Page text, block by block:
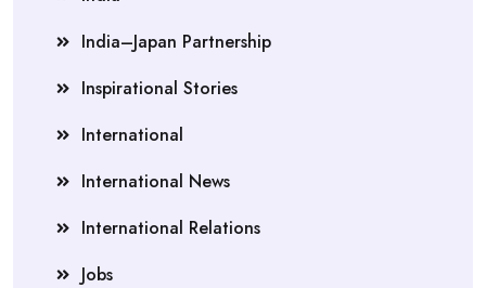
India–Japan Partnership
Inspirational Stories
International
International News
International Relations
Jobs